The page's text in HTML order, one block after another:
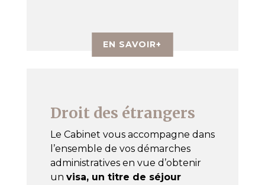
EN SAVOIR+
Droit des étrangers
Le Cabinet vous accompagne dans
l’ensemble de vos démarches
administratives en vue d’obtenir
un visa, un titre de séjour